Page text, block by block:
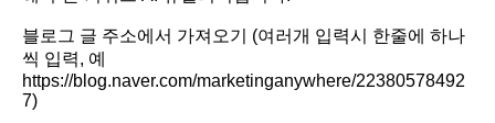
블로그 글 주소에서 가져오기 (여러개 입력시 한줄에 하나
씩 입력, 예
https://blog.naver.com/marketinganywhere/22380578492
7)